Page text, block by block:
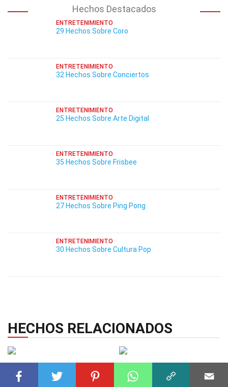
Hechos Destacados
ENTRETENIMIENTO
29 Hechos Sobre Coro
ENTRETENIMIENTO
32 Hechos Sobre Conciertos
ENTRETENIMIENTO
25 Hechos Sobre Arte Digital
ENTRETENIMIENTO
35 Hechos Sobre Frisbee
ENTRETENIMIENTO
27 Hechos Sobre Ping Pong
ENTRETENIMIENTO
30 Hechos Sobre Cultura Pop
HECHOS RELACIONADOS